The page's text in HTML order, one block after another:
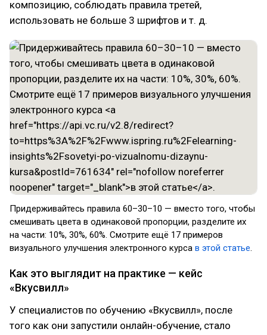
композицию, соблюдать правила третей,
использовать не больше 3 шрифтов и т. д.
Придерживайтесь правила 60–30–10 — вместо того, чтобы
смешивать цвета в одинаковой пропорции, разделите их
на части: 10%, 30%, 60%. Смотрите ещё 17 примеров
визуального улучшения электронного курса в этой статье
Как это выглядит на практике — кейс
«Вкусвилл»
У специалистов по обучению «Вкусвилл», после
того как они запустили онлайн-обучение, стало